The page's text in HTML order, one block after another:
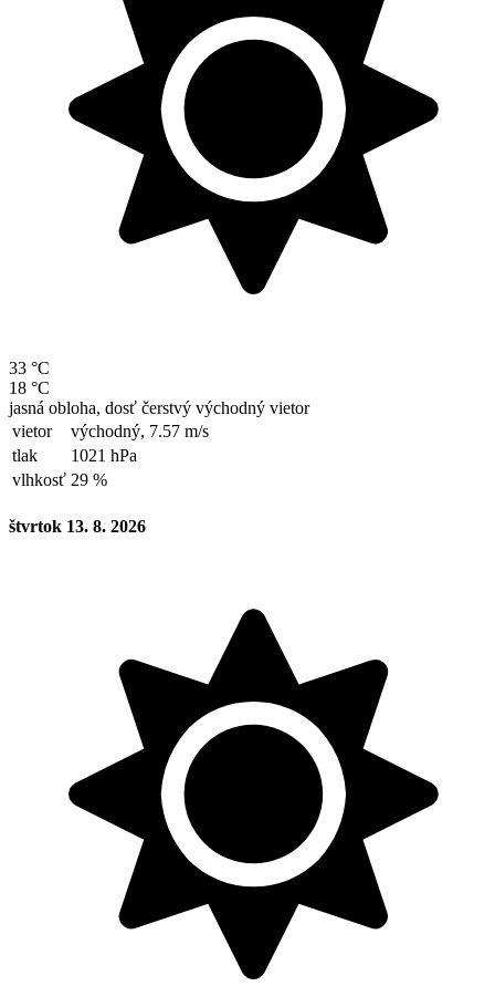
33 °C
18 °C
jasná obloha, dosť čerstvý východný vietor
vietor
východný, 7.57 m/s
tlak
1021 hPa
vlhkosť 29 %
štvrtok 13. 8. 2026